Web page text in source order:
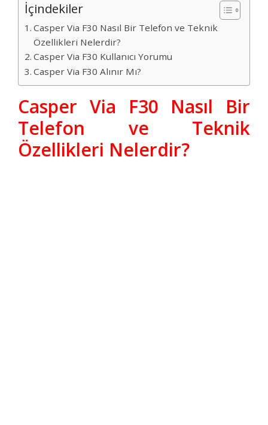
İçindekiler
Casper Via F30 Nasıl Bir Telefon ve Teknik
Özellikleri Nelerdir?
Casper Via F30 Kullanıcı Yorumu
Casper Via F30 Alınır Mı?
Casper Via F30 Nasıl Bir
Telefon ve Teknik
Özellikleri Nelerdir?